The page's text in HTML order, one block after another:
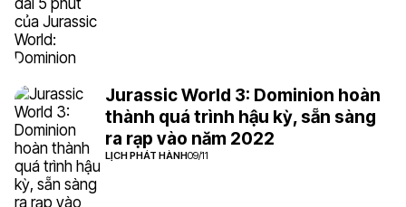
Jurassic World 3: Dominion hoàn
thành quá trình hậu kỳ, sẵn sàng
ra rạp vào năm 2022
LỊCH PHÁT HÀNH09/11